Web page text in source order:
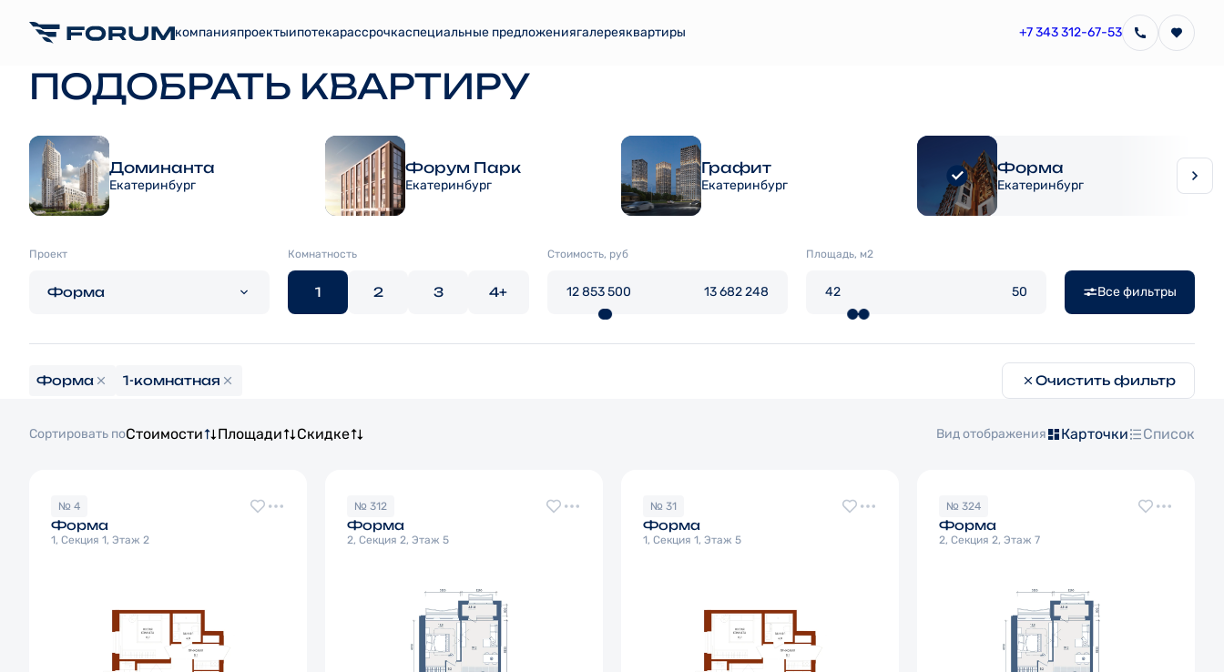
компанияпроектыипотекарассрочкаспециальные предложениягалереяквартиры +7 343 312-67-53
ПОДОБРАТЬ КВАРТИРУ
Доминанта
Екатеринбург
Форум Парк
Екатеринбург
Графит
Екатеринбург
Форма
Екатеринбург
Проект
Форма
Комнатность
1 2 3 4+
Стоимость, руб Площадь, м2
Все фильтры
Форма 1-комнатная Очистить фильтр
Сортировать поСтоимости Площади Скидке Вид отображения Карточки Список
№ 4
Форма
1, Секция 1, Этаж 2
№ 312
Форма
2, Секция 2, Этаж 5
№ 31
Форма
1, Секция 1, Этаж 5
№ 324
Форма
2, Секция 2, Этаж 7